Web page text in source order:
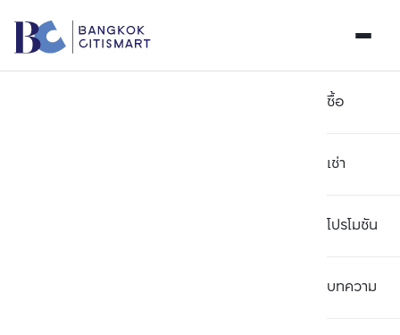
ซื้อ
เช่า
โปรโมชัน
บทความ